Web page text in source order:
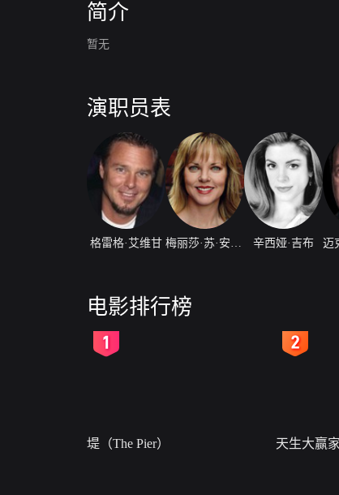
简介
暂无
演职员表
格雷格·艾维甘 辛西娅·吉布
电影排行榜
堤（The Pier） 天生大赢